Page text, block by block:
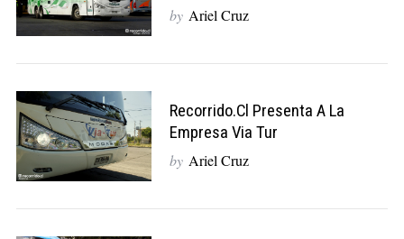
by Ariel Cruz
Recorrido.cl Presenta A La
Empresa Via Tur
by Ariel Cruz